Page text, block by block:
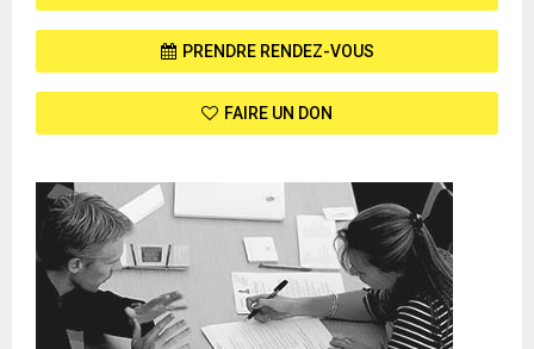
PRENDRE RENDEZ-VOUS
FAIRE UN DON